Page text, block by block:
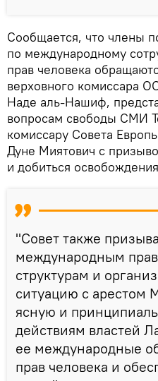
Сообщается, что члены
по международному
прав человека
верховного комиссара
Наде аль-Нашиф,
вопросам свободы СМИ
комиссару Совета
Дуне Миятович с
и добиться
"Совет также
международным
структурам и
ситуацию с арестом
ясную и
действиям властей
ее международные
прав человека и